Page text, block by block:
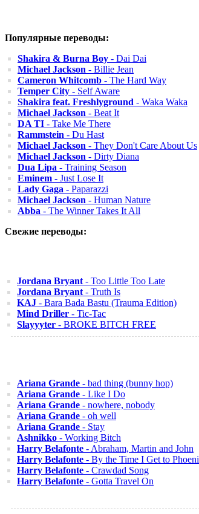
Популярные переводы:
Shakira & Burna Boy - Dai Dai
Michael Jackson - Billie Jean
Cameron Whitcomb - The Hard Way
Temper City - Self Aware
Shakira feat. Freshlyground - Waka Waka
Michael Jackson - Beat It
DA TI - Take Me There
Rammstein - Du Hast
Michael Jackson - They Don't Care About Us
Michael Jackson - Dirty Diana
Dua Lipa - Training Season
Eminem - Just Lose It
Lady Gaga - Paparazzi
Michael Jackson - Human Nature
Abba - The Winner Takes It All
Свежие переводы:
Jordana Bryant - Too Little Too Late
Jordana Bryant - Truth Is
KAJ - Bara Bada Bastu (Trauma Edition)
Mind Driller - Tic-Tac
Slayyyter - BROKE BITCH FREE
Ariana Grande - bad thing (bunny hop)
Ariana Grande - Like I Do
Ariana Grande - nowhere, nobody
Ariana Grande - oh well
Ariana Grande - Stay
Ashnikko - Working Bitch
Harry Belafonte - Abraham, Martin and John
Harry Belafonte - By the Time I Get to
Harry Belafonte - Crawdad Song
Harry Belafonte - Gotta Travel On